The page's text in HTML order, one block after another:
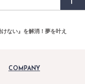
ない』を解消！夢を叶え
COMPANY